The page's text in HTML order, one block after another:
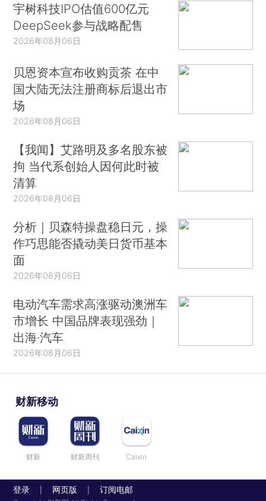
宇树科技IPO估值600亿元
DeepSeek参与战略配售
2026年08月06日
贝恩资本宣布收购贡茶 在中
国大陆无法注册商标后退出市
场
2026年08月06日
【我闻】艾路明及多名股东被
拘 当代系创始人因何此时被
清算
2026年08月06日
分析｜贝森特操盘稳日元，操
作巧思能否撬动美日货币基本
面
2026年08月06日
电动汽车需求高涨驱动澳洲车
市增长 中国品牌表现强劲｜
出海·汽车
2026年08月06日
财新移动
财新 财新周刊 Caixin
登录 网页版 订阅电邮